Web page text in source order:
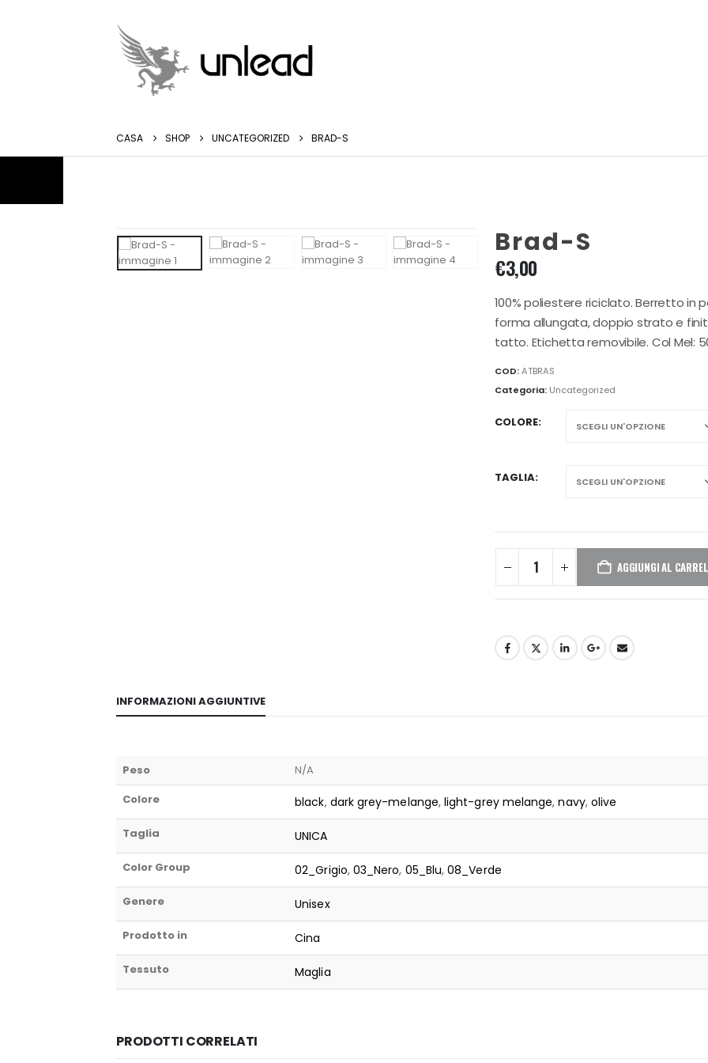
CASA SHOP UNCATEGORIZED BRAD-S
Brad-S
€3,00
100% poliestere riciclato. Berretto in
forma allungata, doppio strato e
tatto. Etichetta removibile. Col Mel:
COD:ATBRAS
Categoria: Uncategorized
COLORE
TAGLIA
AGGIUNGI AL
INFORMAZIONI AGGIUNTIVE
Peso
N/A
Colore
black, dark grey-melange,light-grey melange,navy, olive
Taglia UNICA
Color Group 02_Grigio, 03_Nero, 05_Blu,08_Verde
Genere Unisex
Prodotto in Cina
Tessuto Maglia
PRODOTTI CORRELATI